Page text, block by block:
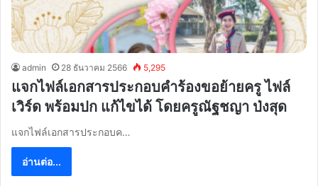
admin 28 ธันวาคม 2566 5,295
แจกไฟล์เอกสารประกอบคำร้องขอย้ายครู ไฟล์
เวิร์ด พร้อมปก แก้ไขได้ โดยครูณัฐชญา ป่งสุด
แจกไฟล์เอกสารประกอบค…
อ่านต่อ...